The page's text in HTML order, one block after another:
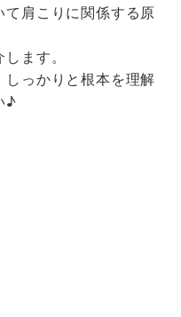
肩こりに関係する原
ます。
っかりと根本を理解
♪